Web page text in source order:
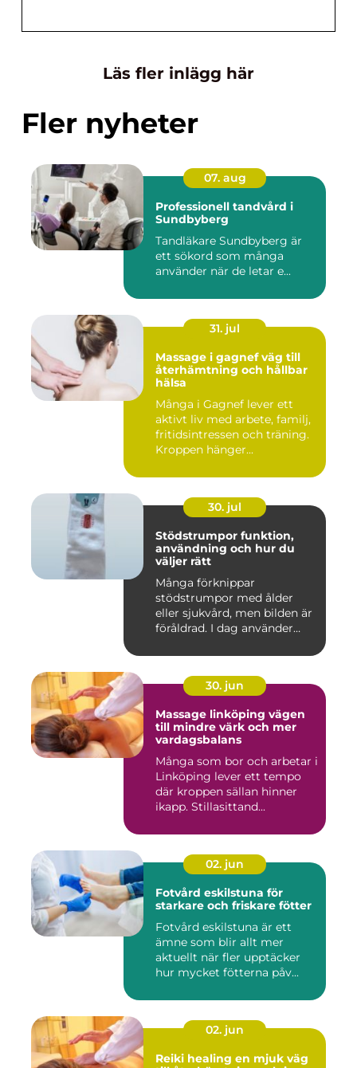
Läs fler inlägg här
Fler nyheter
07. aug
Professionell tandvård i
Sundbyberg
Tandläkare Sundbyberg är
ett sökord som många
använder när de letar e...
31. jul
Massage i gagnef väg till
återhämtning och hållbar
hälsa
Många i Gagnef lever ett
aktivt liv med arbete, familj,
fritidsintressen och träning.
Kroppen hänger...
30. jul
Stödstrumpor funktion,
användning och hur du
väljer rätt
Många förknippar
stödstrumpor med ålder
eller sjukvård, men bilden är
föråldrad. I dag använder
30. jun
Massage linköping vägen
till mindre värk och mer
vardagsbalans
Många som bor och arbetar i
Linköping lever ett tempo
där kroppen sällan hinner
ikapp. Stillasittand...
02. jun
Fotvård eskilstuna för
starkare och friskare fötter
Fotvård eskilstuna är ett
ämne som blir allt mer
aktuellt när fler upptäcker
hur mycket fötterna påv...
02. jun
Reiki healing en mjuk väg